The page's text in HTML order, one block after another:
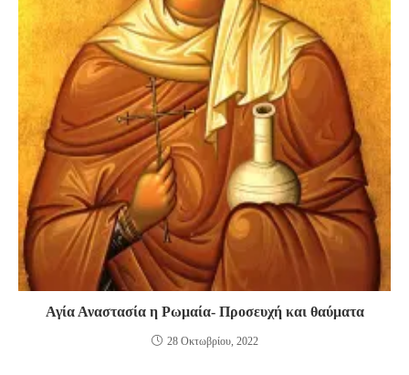
Αγία Αναστασία η Ρωμαία- Προσευχή και θαύματα
28 Οκτωβρίου, 2022